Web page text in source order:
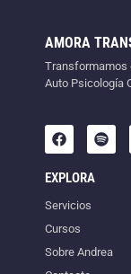
AMORA
Transformamos
Auto Psicología
EXPLORA
Servicios
Cursos
Sobre Andrea